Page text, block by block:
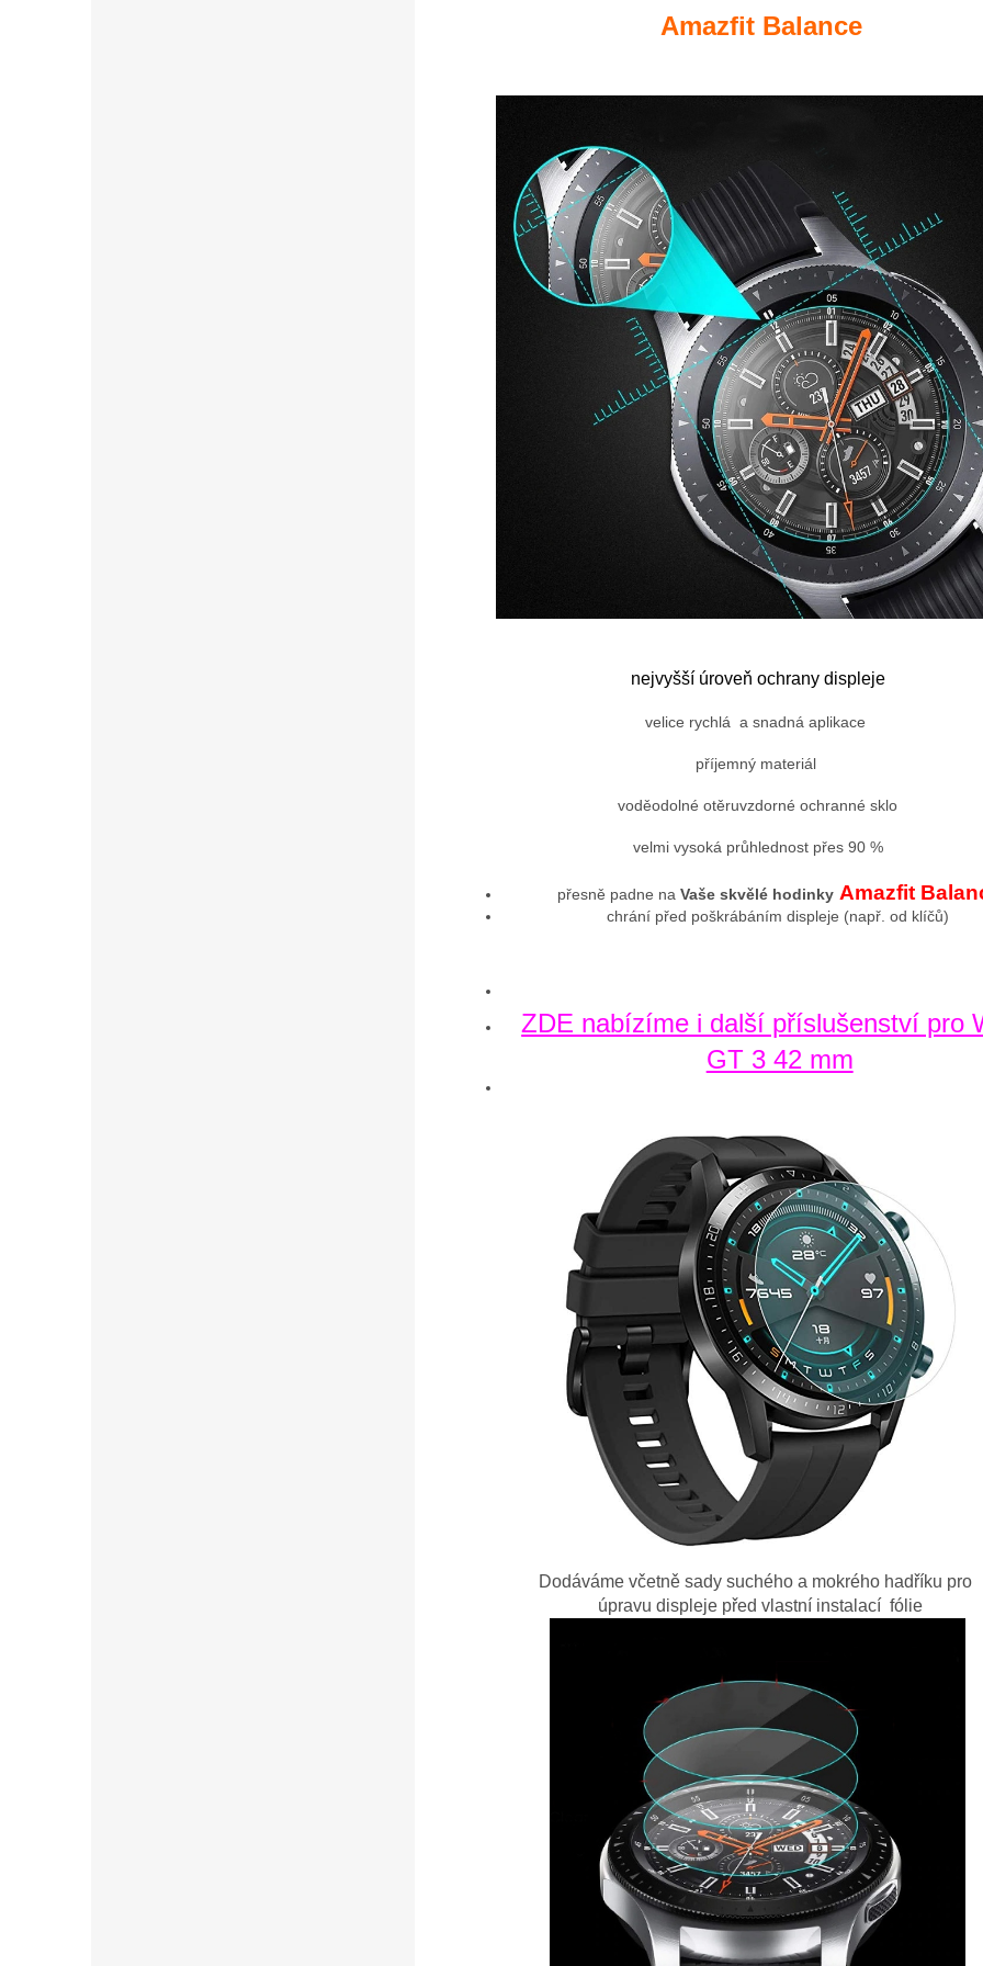
Amazfit Balance
nejvyšší úroveň ochrany displeje
velice rychlá a snadná aplikace
příjemný materiál
voděodolné otěruvzdorné ochranné sklo
velmi vysoká průhlednost přes 90 %
přesně padne na Vaše skvělé hodinkyAmazfit
chrání před poškrábáním displeje (např. od klíčů)
ZDE nabízíme i další příslušenství pro
GT 3 42 mm
Dodáváme včetně sady suchého a mokrého hadříku pro
úpravu displeje před vlastní instalací fólie